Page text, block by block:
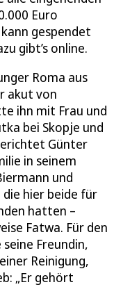
Euro
gespendet
gibt’s online.
Roma aus
akut von
ihn mit Frau und
bei Skopje und
Günter
in seinem
und
die hier beide für
hatten –
Fatwa. Für den
Freundin,
Reinigung,
„Er gehört